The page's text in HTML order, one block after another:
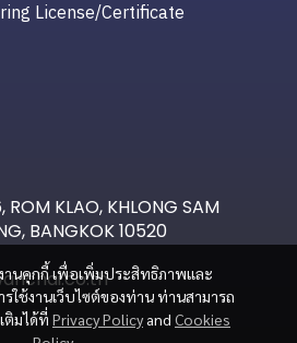
านคุกกี้ เพื่อเพิ่มประสิทธิภาพและ
ใช้งานเว็บไซต์ของท่าน ท่านสามารถ
ติมได้ที่ Privacy Policy and Cookies
License/Certificate
ROM KLAO, KHLONG SAM
BANGKOK 10520